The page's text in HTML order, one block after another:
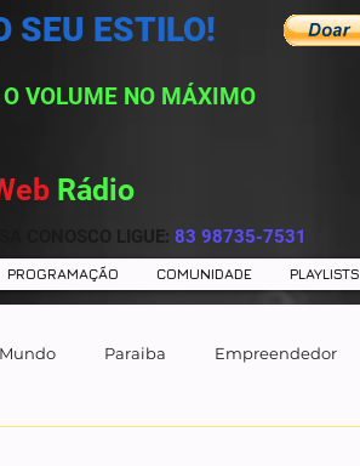
VOLUME NO MÁXIMO
Rádio
CONOSCO LIGUE: 83 98735-7531
SEU ESTILO!
PROGRAMAÇÃO COMUNIDADE PLAYLISTS
Mundo Paraiba Empreendedor